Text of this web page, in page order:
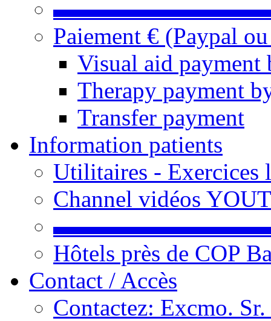
Paiement € (Paypal
Visual aid payment
Therapy payment
Transfer payment
Information patients
Utilitaires - Exercices
Channel vidéos
Hôtels près de COP
Contact / Accès
Contactez: Excmo.